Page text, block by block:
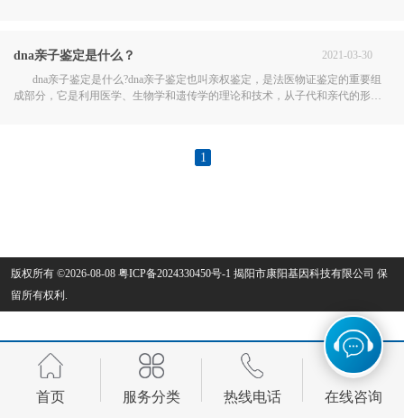
2021-03-30
dna亲子鉴定是什么？
dna亲子鉴定是什么?dna亲子鉴定也叫亲权鉴定，是法医物证鉴定的重要组
成部分，它是利用医学、生物学和遗传学的理论和技术，从子代和亲代的形态
1
版权所有 ©2026-08-08 粤ICP备2024330450号-1 揭阳市康阳基因科技有限公司 保
留所有权利.
首页 服务分类 热线电话 在线咨询